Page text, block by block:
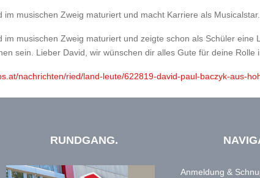
im musischen Zweig maturiert und macht Karriere als Musicalstar.
im musischen Zweig maturiert und zeigte schon als Schüler
sein. Lieber David, wir wünschen dir alles Gute für deine Rolle
nachrichten/ried/land-leute/622819-david-paul-baczyk-aus-
RUNDGANG.
Anmeldung &